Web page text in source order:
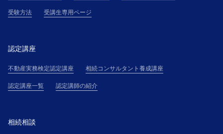
受験方法 受講生専用ページ
認定講座
不動産実務検定認定講座 相続コンサルタント養成講座
認定講座一覧 認定講師の紹介
相続相談